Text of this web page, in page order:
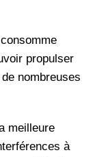
propulser
nombreuses
meilleure
à